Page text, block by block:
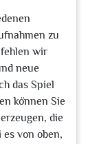
zu
wir
neue
das Spiel
können Sie
die
es von oben,